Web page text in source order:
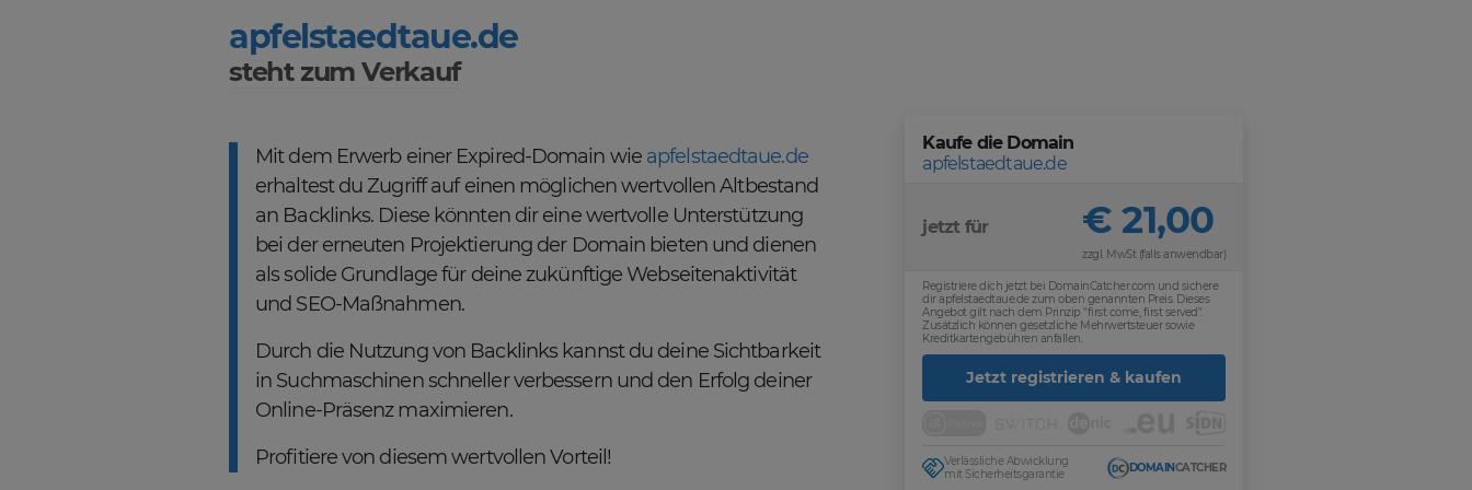
apfelstaedtaue.de
steht zum Verkauf
Mit dem Erwerb einer Expired-Domain wie apfelstaedtaue.de
erhaltest du Zugriff auf einen möglichen wertvollen Altbestand
an Backlinks. Diese könnten dir eine wertvolle Unterstützung
bei der erneuten Projektierung der Domain bieten und dienen
als solide Grundlage für deine zukünftige Webseitenaktivität
und SEO-Maßnahmen.
Durch die Nutzung von Backlinks kannst du deine Sichtbarkeit
in Suchmaschinen schneller verbessern und den Erfolg deiner
Online-Präsenz maximieren.
Profitiere von diesem wertvollen Vorteil!
Kaufe die Domain
apfelstaedtaue.de
jetzt für € 21,00
zzgl. MwSt (falls anwendbar)
Registriere dich jetzt bei DomainCatcher.com und sichere
dir apfelstaedtaue.de zum oben genannten Preis. Dieses
Angebot gilt nach dem Prinzip "first come, first served".
Zusätzlich können gesetzliche Mehrwertsteuer sowie
Kreditkartengebühren anfallen.
Jetzt registrieren & kaufen
Verlässliche Abwicklung
mit Sicherheitsgarantie
DOMAINCATCHER